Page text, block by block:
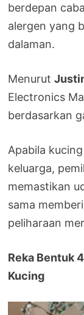
berdepan
alergen yang
dalaman.
Menurut
Electronics
berdasarkan
Apabila
keluarga,
memastikan
sama
peliharaan
Reka Bentuk
Kucing